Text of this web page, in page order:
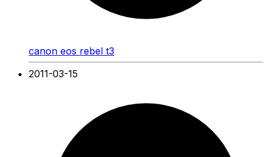
canon eos rebel t3
2011-03-15